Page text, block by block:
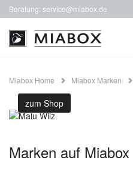
Beratung: service@miabox.de
Miabox Home Miabox Marken
zum Shop
Marken auf Miabox